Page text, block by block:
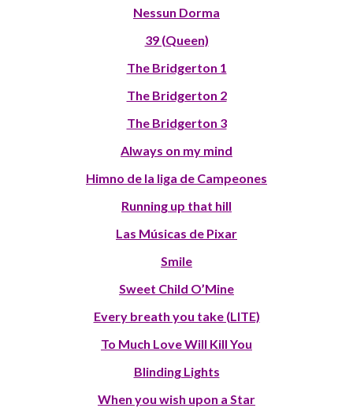
Nessun Dorma
39 (Queen)
The Bridgerton 1
The Bridgerton 2
The Bridgerton 3
Always on my mind
Himno de la liga de Campeones
Running up that hill
Las Músicas de Pixar
Smile
Sweet Child O’Mine
Every breath you take (LITE)
To Much Love Will Kill You
Blinding Lights
When you wish upon a Star